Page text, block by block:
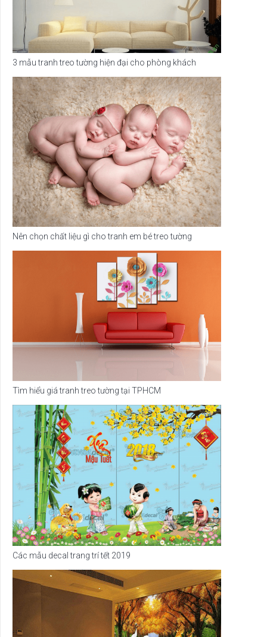
3 mẫu tranh treo tường hiện đại cho phòng khách
Nên chọn chất liệu gì cho tranh em bé treo tường
Tìm hiểu giá tranh treo tường tại TPHCM
Các mẫu decal trang trí tết 2019